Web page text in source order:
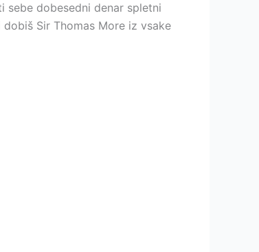
sebe dobesedni denar spletni
Sir Thomas More iz vsake